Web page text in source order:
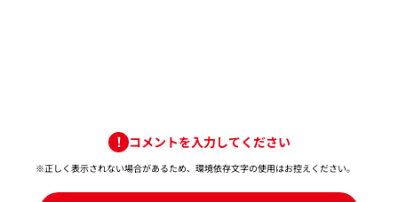
コメントを入力してください
※正しく表示されない場合があるため、環境依存文字の使用はお控えください。​